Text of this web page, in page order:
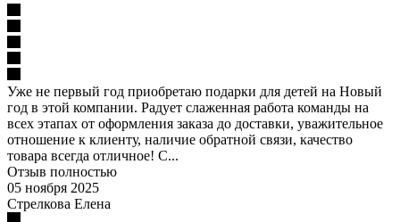
Уже не первый год приобретаю подарки для детей на Новый
год в этой компании. Радует слаженная работа команды на
всех этапах от оформления заказа до доставки, уважительное
отношение к клиенту, наличие обратной связи, качество
товара всегда отличное! С...
Отзыв полностью
05 ноября 2025
Стрелкова Елена